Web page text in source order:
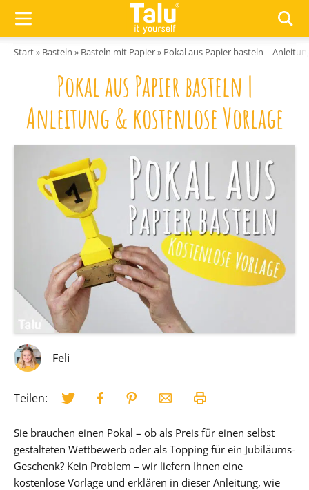
Start» Basteln » Basteln mit Papier» Pokal aus Papier basteln |
Pokal aus Papier basteln |
Anleitung & kostenlose Vorlage
Feli
Teilen:
Sie brauchen einen Pokal – ob als Preis für einen selbst
gestalteten Wettbewerb oder als Topping für ein Jubiläums-
Geschenk? Kein Problem – wir liefern Ihnen eine
kostenlose Vorlage und erklären in dieser Anleitung, wie